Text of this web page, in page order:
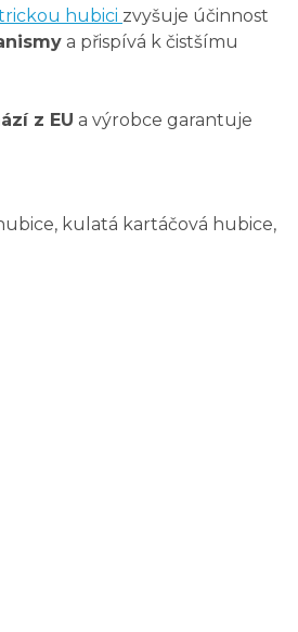
hubici zvyšuje účinnost
a přispívá k čistšímu
z EU a výrobce garantuje
kulatá kartáčová hubice,